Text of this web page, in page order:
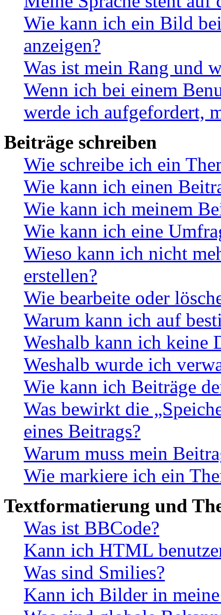
Wie kann ich ein Bild
anzeigen?
Was ist mein Rang und
Wenn ich bei einem
werde ich aufgefordert,
Beiträge schreiben
Wie schreibe ich ein
Wie kann ich einen
Wie kann ich meinem
Wie kann ich eine
Wieso kann ich nicht
erstellen?
Wie bearbeite oder
Warum kann ich auf
Weshalb kann ich keine
Weshalb wurde ich
Wie kann ich Beiträge
Was bewirkt die
eines Beitrags?
Warum muss mein
Wie markiere ich ein
Textformatierung und
Was ist BBCode?
Kann ich HTML
Was sind Smilies?
Kann ich Bilder in